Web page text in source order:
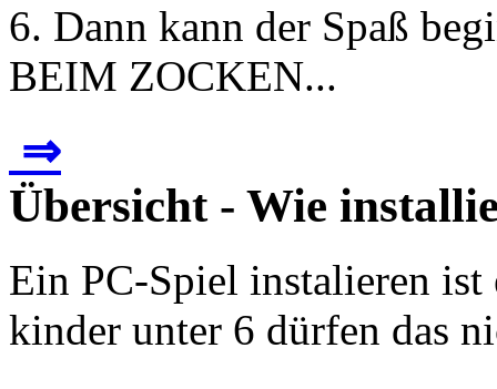
6. Dann kann der
BEIM ZOCKEN...
⇒
Übersicht - Wie
Ein PC-Spiel instalieren
kinder unter 6 dürfen das